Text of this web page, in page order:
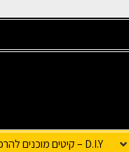
D.I.Y – קיטים מוכנים להרכבה